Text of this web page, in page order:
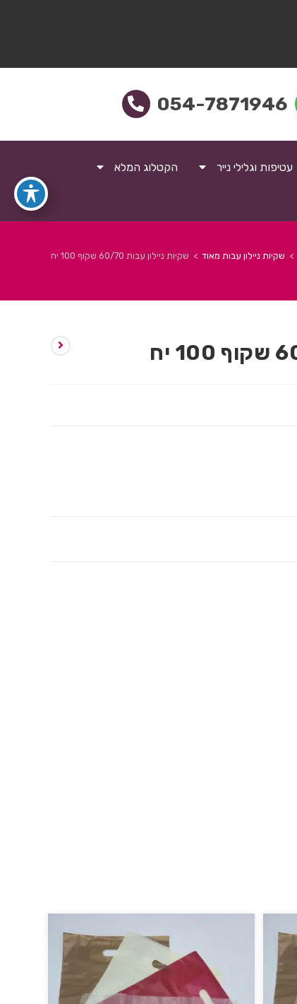
054-7871946
עטיפות וגלילי נייר הקטלוג המלא
> שקיות ניילון עבות מאוד > שקיות ניילון עבות 60/70 שקוף 100 יח